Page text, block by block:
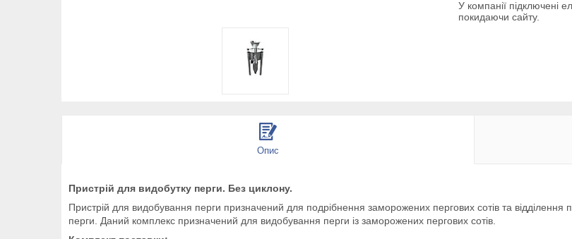
У компанії підключені
покидаючи сайту.
Опис
Пристрій для видобутку перги. Без циклону.
Пристрій для видобування перги призначений для подрібнення заморожених пергових сотів та відділення
перги. Даний комплекс призначений для видобування перги із заморожених пергових сотів.